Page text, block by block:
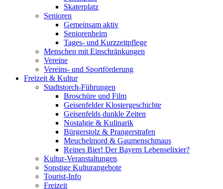
Skaterplatz
Senioren
Gemeinsam aktiv
Seniorenheim
Tages- und Kurzzeitpflege
Menschen mit Einschränkungen
Vereine
Vereins- und Sportförderung
Freizeit & Kultur
Stadtstorch-Führungen
Broschüre und Film
Geisenfelder Klostergeschichte
Geisenfelds dunkle Zeiten
Nostalgie & Kulinarik
Bürgerstolz & Prangerstrafen
Meuchelmord & Gaumenschmaus
Reines Bier! Der Bayern Lebenselixier?
Kultur-Veranstaltungen
Sonstige Kulturangebote
Tourist-Info
Freizeit